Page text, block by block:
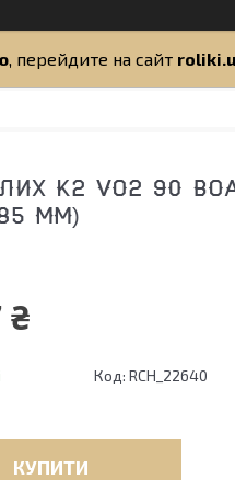
, перейдите на сайт
K2 VO2 90
ММ)
₴
Код: RCH_22640
КУПИТИ